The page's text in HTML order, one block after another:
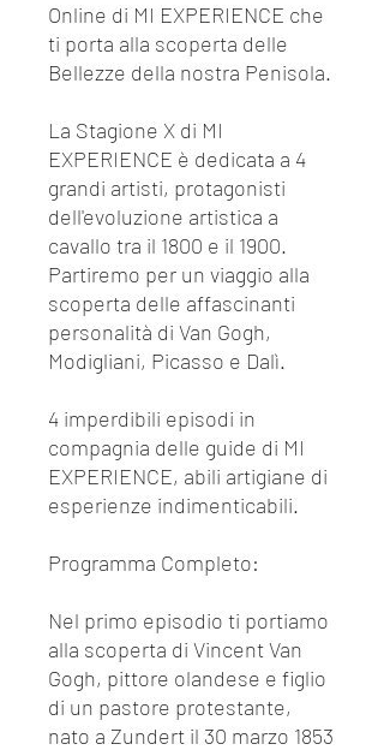
Online di MI EXPERIENCE che
ti porta alla scoperta delle
Bellezze della nostra Penisola.
La Stagione X di MI
EXPERIENCE è dedicata a 4
grandi artisti, protagonisti
dell'evoluzione artistica a
cavallo tra il 1800 e il 1900.
Partiremo per un viaggio alla
scoperta delle affascinanti
personalità di Van Gogh,
Modigliani, Picasso e Dalì.
4 imperdibili episodi in
compagnia delle guide di MI
EXPERIENCE, abili artigiane di
esperienze indimenticabili.
Programma Completo:
Nel primo episodio ti portiamo
alla scoperta di Vincent Van
Gogh, pittore olandese e figlio
di un pastore protestante,
nato a Zundert il 30 marzo 1853